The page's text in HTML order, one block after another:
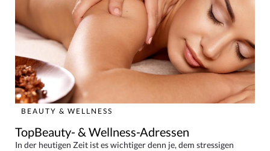
BEAUTY & WELLNESS
TopBeauty- & Wellness-Adressen
In der heutigen Zeit ist es wichtiger denn je, dem stressigen